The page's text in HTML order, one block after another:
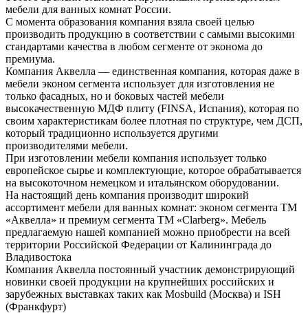
мебели для ванных комнат России.
С момента образования компания взяла своей целью
производить продукцию в соответствии с самыми высокими
стандартами качества в любом сегменте от эконома до
премиума.
Компания Аквелла — единственная компания, которая даже в
мебели эконом сегмента использует для изготовления не
только фасадных, но и боковых частей мебели
высокачественную МДФ плиту (FINSA, Испания), которая по
своим характеристикам более плотная по структуре, чем ДСП,
который традиционно используется другими
производителями мебели.
При изготовлении мебели компания использует только
европейское сырье и комплектующие, которое обрабатывается
на высокоточном немецком и итальянском оборудовании.
На настоящий день компания производит широкий
ассортимент мебели для ванных комнат: эконом сегмента ТМ
«Аквелла» и премиум сегмента ТМ «Clarberg». Мебель
предлагаемую нашей компанией можно приобрести на всей
территории Российской Федерации от Калининграда до
Владивостока
Компания Аквелла постоянный участник демонстрирующий
новинки своей продукции на крупнейших российских и
зарубежных выставках таких как Mosbuild (Москва) и ISH
(Франкфурт)